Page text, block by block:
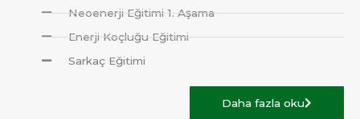
Neoenerji Eğitimi 1. Aşama
Enerji Koçluğu Eğitimi
Sarkaç Eğitimi
Daha fazla oku